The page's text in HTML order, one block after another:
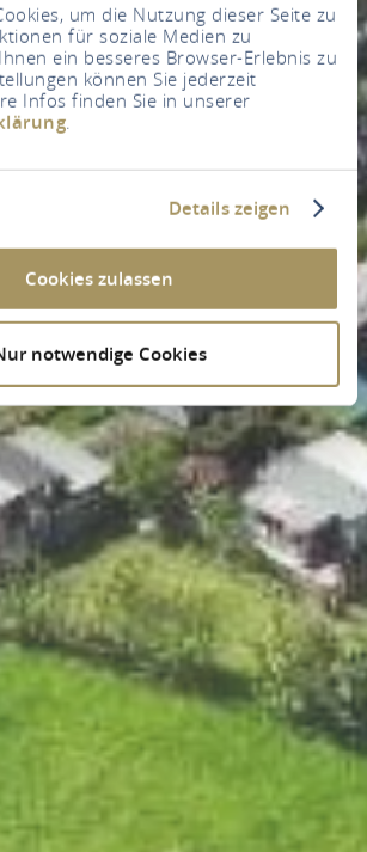
um die Nutzung dieser Seite zu
für soziale Medien zu
ein besseres Browser-Erlebnis zu
können Sie jederzeit
Infos finden Sie in unserer
.
Details zeigen
Cookies zulassen
notwendige Cookies